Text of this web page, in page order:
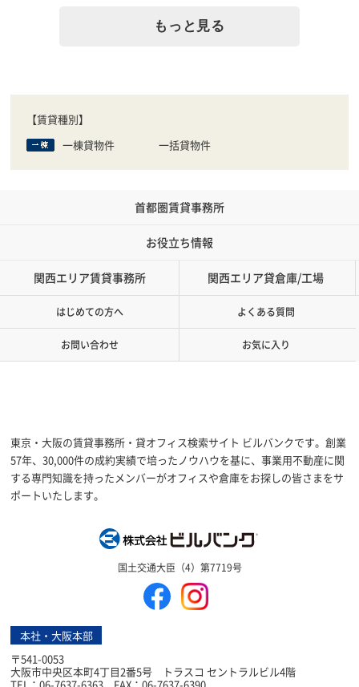
もっと見る
【賃貸種別】
一棟貸物件
一括貸物件
首都圏賃貸事務所
お役立ち情報
関西エリア賃貸事務所 関西エリア貸倉庫/工場
はじめての方へ よくある質問
お問い合わせ お気に入り
東京・大阪の賃貸事務所・貸オフィス検索サイト ビルバンクです。創業
57年、30,000件の成約実績で培ったノウハウを基に、事業用不動産に関
する専門知識を持ったメンバーがオフィスや倉庫をお探しの皆さまをサ
ポートいたします。
国土交通大臣（4）第7719号
本社・大阪本部
〒541-0053
大阪市中央区本町4丁目2番5号 トラスコ セントラルビル4階